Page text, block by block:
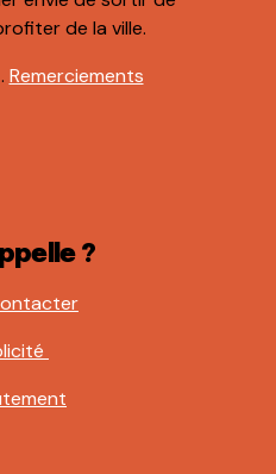
de la ville.
. Remerciements
?